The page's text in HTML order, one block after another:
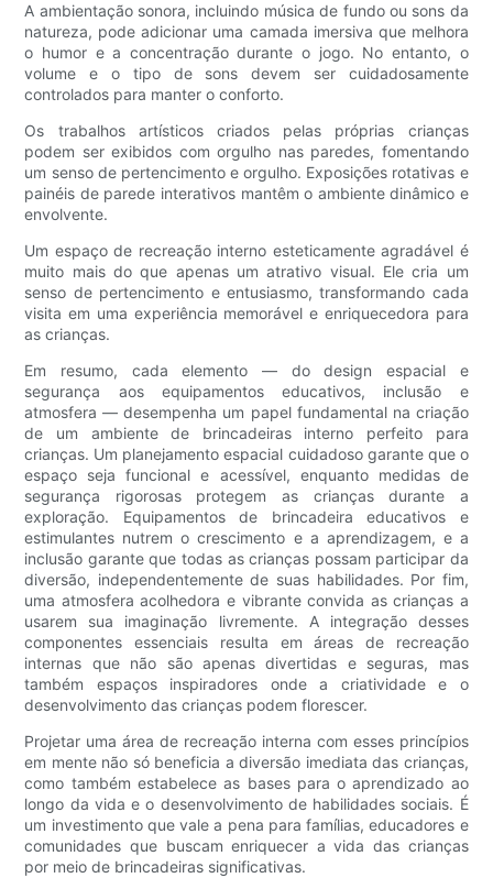
A ambientação sonora, incluindo música de fundo ou sons da
natureza, pode adicionar uma camada imersiva que melhora
o humor e a concentração durante o jogo. No entanto, o
volume e o tipo de sons devem ser cuidadosamente
controlados para manter o conforto.
Os trabalhos artísticos criados pelas próprias crianças
podem ser exibidos com orgulho nas paredes, fomentando
um senso de pertencimento e orgulho. Exposições rotativas e
painéis de parede interativos mantêm o ambiente dinâmico e
envolvente.
Um espaço de recreação interno esteticamente agradável é
muito mais do que apenas um atrativo visual. Ele cria um
senso de pertencimento e entusiasmo, transformando cada
visita em uma experiência memorável e enriquecedora para
as crianças.
Em resumo, cada elemento — do design espacial e
segurança aos equipamentos educativos, inclusão e
atmosfera — desempenha um papel fundamental na criação
de um ambiente de brincadeiras interno perfeito para
crianças. Um planejamento espacial cuidadoso garante que o
espaço seja funcional e acessível, enquanto medidas de
segurança rigorosas protegem as crianças durante a
exploração. Equipamentos de brincadeira educativos e
estimulantes nutrem o crescimento e a aprendizagem, e a
inclusão garante que todas as crianças possam participar da
diversão, independentemente de suas habilidades. Por fim,
uma atmosfera acolhedora e vibrante convida as crianças a
usarem sua imaginação livremente. A integração desses
componentes essenciais resulta em áreas de recreação
internas que não são apenas divertidas e seguras, mas
também espaços inspiradores onde a criatividade e o
desenvolvimento das crianças podem florescer.
Projetar uma área de recreação interna com esses princípios
em mente não só beneficia a diversão imediata das crianças,
como também estabelece as bases para o aprendizado ao
longo da vida e o desenvolvimento de habilidades sociais. É
um investimento que vale a pena para famílias, educadores e
comunidades que buscam enriquecer a vida das crianças
por meio de brincadeiras significativas.